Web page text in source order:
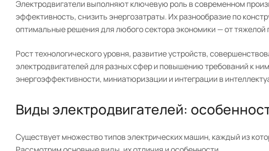
Электродвигатели выполняют ключевую роль в современном
эффективность, снизить энергозатраты. Их разнообразие по
оптимальные решения для любого сектора экономики — от
Рост технологического уровня, развитие устройств,
электродвигателей для разных сфер и повышению требований к
энергоэффективности, миниатюризации и интеграции в
Виды электродвигателей:
Существует множество типов электрических машин, каждый из